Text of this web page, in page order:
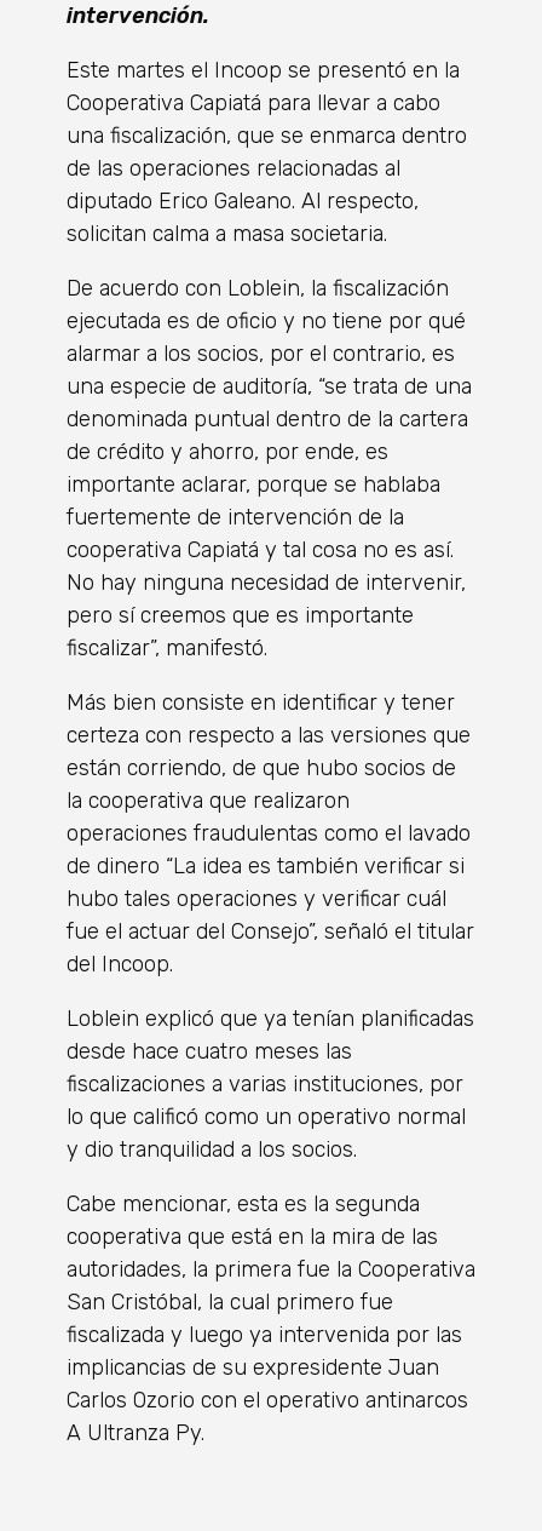
intervención.
Este martes el Incoop se presentó en la
Cooperativa Capiatá para llevar a cabo
una fiscalización, que se enmarca dentro
de las operaciones relacionadas al
diputado Erico Galeano. Al respecto,
solicitan calma a masa societaria.
De acuerdo con Loblein, la fiscalización
ejecutada es de oficio y no tiene por qué
alarmar a los socios, por el contrario, es
una especie de auditoría, “se trata de una
denominada puntual dentro de la cartera
de crédito y ahorro, por ende, es
importante aclarar, porque se hablaba
fuertemente de intervención de la
cooperativa Capiatá y tal cosa no es así.
No hay ninguna necesidad de intervenir,
pero sí creemos que es importante
fiscalizar”, manifestó.
Más bien consiste en identificar y tener
certeza con respecto a las versiones que
están corriendo, de que hubo socios de
la cooperativa que realizaron
operaciones fraudulentas como el lavado
de dinero “La idea es también verificar si
hubo tales operaciones y verificar cuál
fue el actuar del Consejo”, señaló el titular
del Incoop.
Loblein explicó que ya tenían planificadas
desde hace cuatro meses las
fiscalizaciones a varias instituciones, por
lo que calificó como un operativo normal
y dio tranquilidad a los socios.
Cabe mencionar, esta es la segunda
cooperativa que está en la mira de las
autoridades, la primera fue la Cooperativa
San Cristóbal, la cual primero fue
fiscalizada y luego ya intervenida por las
implicancias de su expresidente Juan
Carlos Ozorio con el operativo antinarcos
A Ultranza Py.